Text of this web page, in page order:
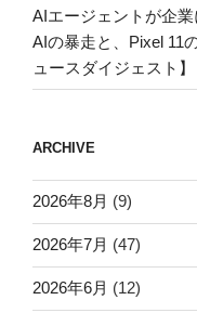
AIエージェントが企
AIの暴走と、Pixel 11
ュースダイジェスト】
ARCHIVE
2026年8月 (9)
2026年7月 (47)
2026年6月 (12)